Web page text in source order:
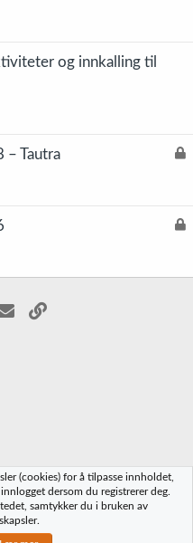
og innkalling til
L
– Tautra
L
t
E-post
(cookies) for å tilpasse innholdet,
dersom du registrerer deg.
samtykker du i bruken av